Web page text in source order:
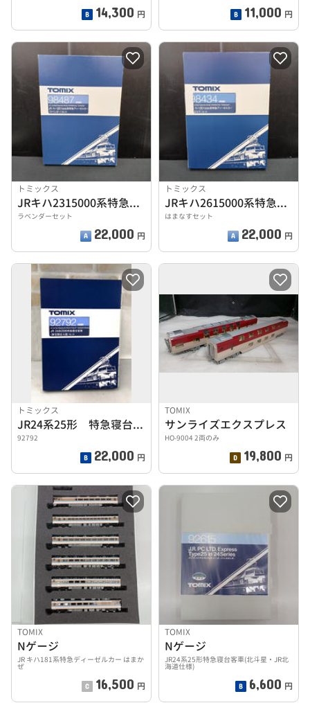
14,300 円 11,000 円
トミックス
JRキハ2315000系特急ディーゼルカー
ラベンダーセット
22,000 円
トミックス
JRキハ2615000系特急ディーゼルカー
はまなすセット
22,000 円
トミックス
JR24系25形 特急寝台客車（夢空間北斗星）7両セット
92792
22,000 円
TOMIX
サンライズエクスプレス
HO-9004 2両のみ
19,800 円
TOMIX
Nゲージ
JR キハ181系特急ディーゼルカー はまか
ぜ
16,500 円
TOMIX
Nゲージ
JR24系25形特急寝台客車(北斗星・JR北
海道仕様)
6,600 円